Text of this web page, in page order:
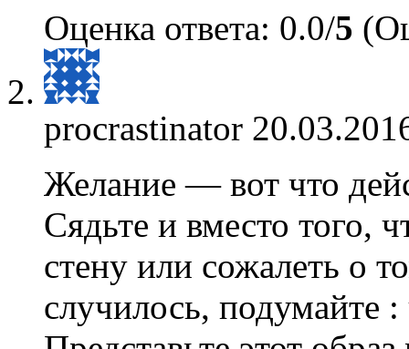
Оценка ответа: 0.0/5
procrastinator
Желание — вот что
Сядьте и вместо того,
стену или сожалеть о
случилось, подумайте